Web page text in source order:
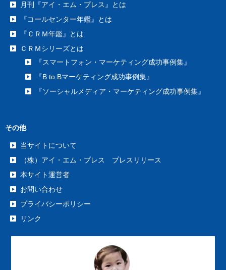
月刊『アイ・エム・プレス』とは
『コールセンター年鑑』とは
『ＣＲＭ年鑑』とは
ＣＲＭシリーズとは
『スマートフォン・マーケティング成功事例集』
『B to Bマーケティング成功事例集』
『ソーシャルメディア・マーケティング成功事例集』
その他
当サイトについて
（株）アイ・エム・プレス プレスリリース
本サイト運営者
お問い合わせ
プライバシーポリシー
リンク